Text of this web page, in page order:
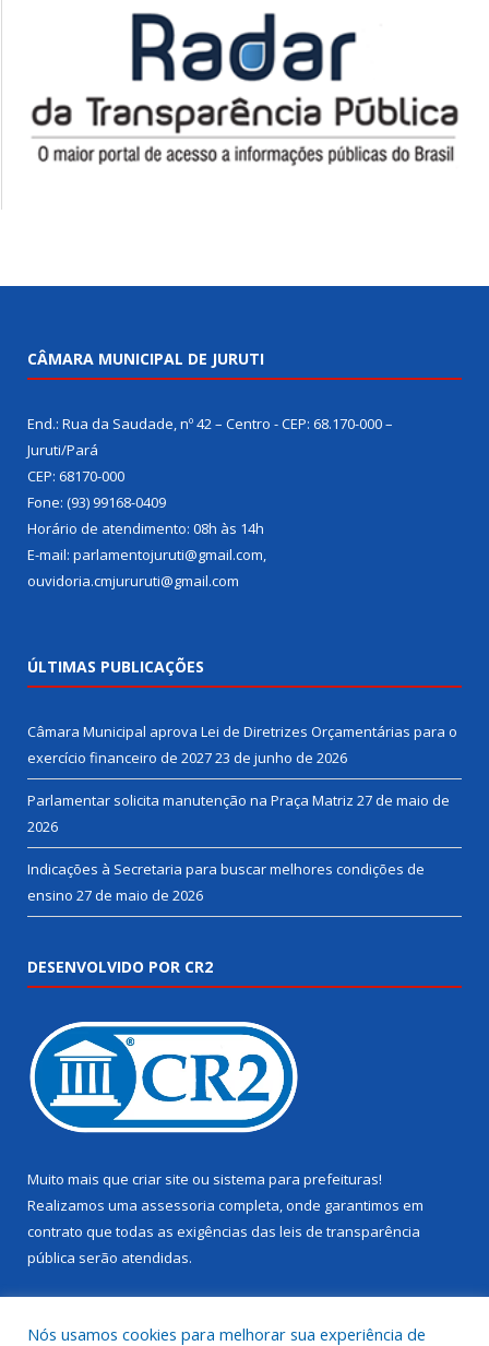
CÂMARA MUNICIPAL DE JURUTI
End.: Rua da Saudade, nº 42 – Centro - CEP: 68.170-000 –
Juruti/Pará
CEP: 68170-000
Fone: (93) 99168-0409
Horário de atendimento: 08h às 14h
E-mail: parlamentojuruti@gmail.com,
ouvidoria.cmjururuti@gmail.com
ÚLTIMAS PUBLICAÇÕES
Câmara Municipal aprova Lei de Diretrizes Orçamentárias para o
exercício financeiro de 202723 de junho de 2026
Parlamentar solicita manutenção na Praça Matriz 27 de maio de
2026
Indicações à Secretaria para buscar melhores condições de
ensino 27 de maio de 2026
DESENVOLVIDO POR CR2
Muito mais que criar site ou sistema para prefeituras!
Realizamos uma assessoria completa, onde garantimos em
contrato que todas as exigências das leis de transparência
pública serão atendidas.
Nós usamos cookies para melhorar sua experiência de